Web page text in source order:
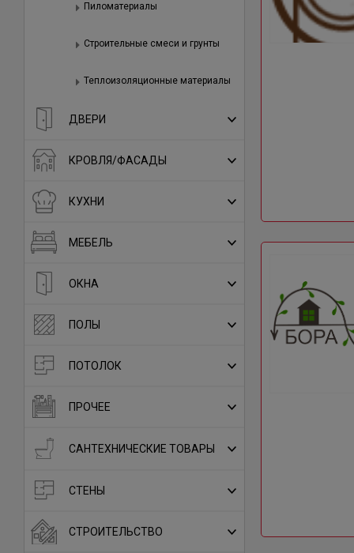
Пиломатериалы
Строительные смеси и грунты
Теплоизоляционные материалы
ДВЕРИ
КРОВЛЯ/ФАСАДЫ
КУХНИ
МЕБЕЛЬ
ОКНА
ПОЛЫ
ПОТОЛОК
ПРОЧЕЕ
САНТЕХНИЧЕСКИЕ ТОВАРЫ
СТЕНЫ
СТРОИТЕЛЬСТВО